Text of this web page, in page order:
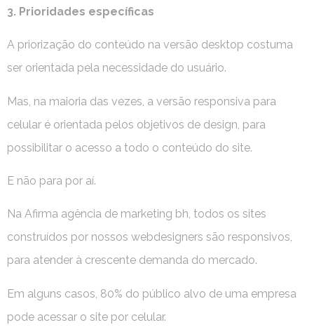
3. Prioridades específicas
A priorização do conteúdo na versão desktop costuma
ser orientada pela necessidade do usuário.
Mas, na maioria das vezes, a versão responsiva para
celular é orientada pelos objetivos de design, para
possibilitar o acesso a todo o conteúdo do site.
E não para por aí.
Na Afirma agência de marketing bh, todos os sites
construídos por nossos webdesigners são responsivos,
para atender à crescente demanda do mercado.
Em alguns casos, 80% do público alvo de uma empresa
pode acessar o site por celular.